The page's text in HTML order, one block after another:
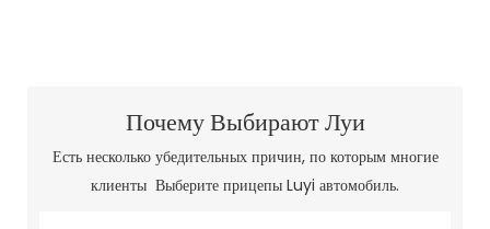
Почему Выбирают Луи
Есть несколько убедительных причин, по которым многие
клиенты Выберите прицепы Luyi автомобиль.